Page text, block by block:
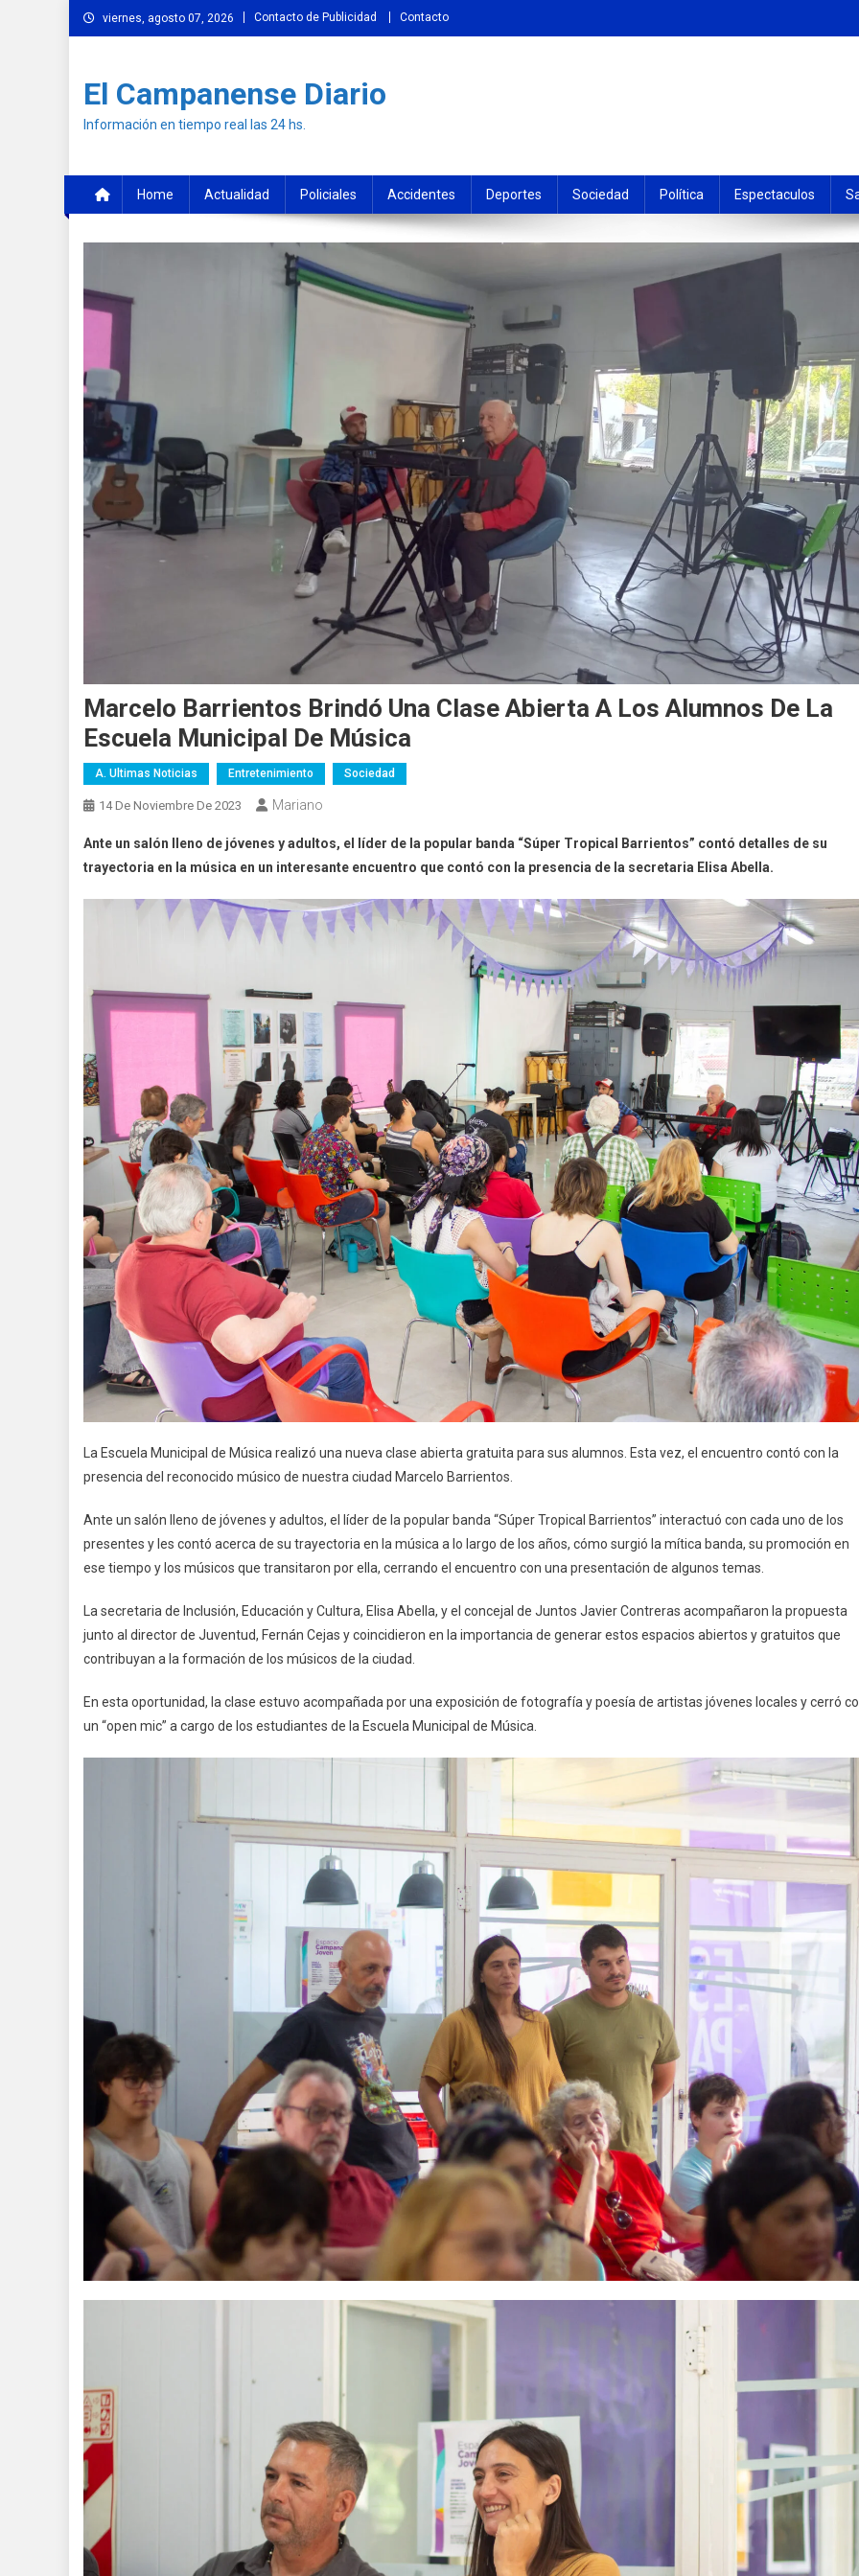
Skip
to
viernes, agosto 07, 2026 Contacto de Publicidad Contacto
El Campanense Diario
Información en tiempo real las 24 hs.
Home Actualidad Policiales Accidentes Deportes Sociedad Política Espectaculos
Marcelo Barrientos Brindó Una Clase Abierta A Los Alumnos De La
Escuela Municipal De Música
A. Ultimas Noticias Entretenimiento Sociedad
14 De Noviembre De 2023 Mariano
Ante un salón lleno de jóvenes y adultos, el líder de la popular banda “Súper Tropical Barrientos” contó detalles de su
trayectoria en la música en un interesante encuentro que contó con la presencia de la secretaria Elisa Abella.
La Escuela Municipal de Música realizó una nueva clase abierta gratuita para sus alumnos. Esta vez, el encuentro contó con la
presencia del reconocido músico de nuestra ciudad Marcelo Barrientos.
Ante un salón lleno de jóvenes y adultos, el líder de la popular banda “Súper Tropical Barrientos” interactuó con cada uno de los
presentes y les contó acerca de su trayectoria en la música a lo largo de los años, cómo surgió la mítica banda, su promoción en
ese tiempo y los músicos que transitaron por ella, cerrando el encuentro con una presentación de algunos temas.
La secretaria de Inclusión, Educación y Cultura, Elisa Abella, y el concejal de Juntos Javier Contreras acompañaron la propuesta
junto al director de Juventud, Fernán Cejas y coincidieron en la importancia de generar estos espacios abiertos y gratuitos que
contribuyan a la formación de los músicos de la ciudad.
En esta oportunidad, la clase estuvo acompañada por una exposición de fotografía y poesía de artistas jóvenes locales y cerró
un “open mic” a cargo de los estudiantes de la Escuela Municipal de Música.